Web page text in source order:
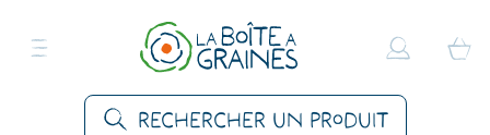
Rechercher un produit